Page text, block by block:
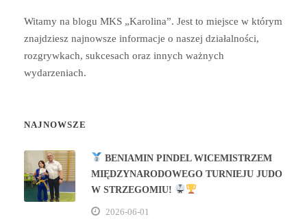
Witamy na blogu MKS „Karolina”. Jest to miejsce w którym
znajdziesz najnowsze informacje o naszej działalności,
rozgrywkach, sukcesach oraz innych ważnych
wydarzeniach.
NAJNOWSZE
BENIAMIN PINDEL WICEMISTRZEM
MIĘDZYNARODOWEGO TURNIEJU JUDO
W STRZEGOMIU!
2026-06-01